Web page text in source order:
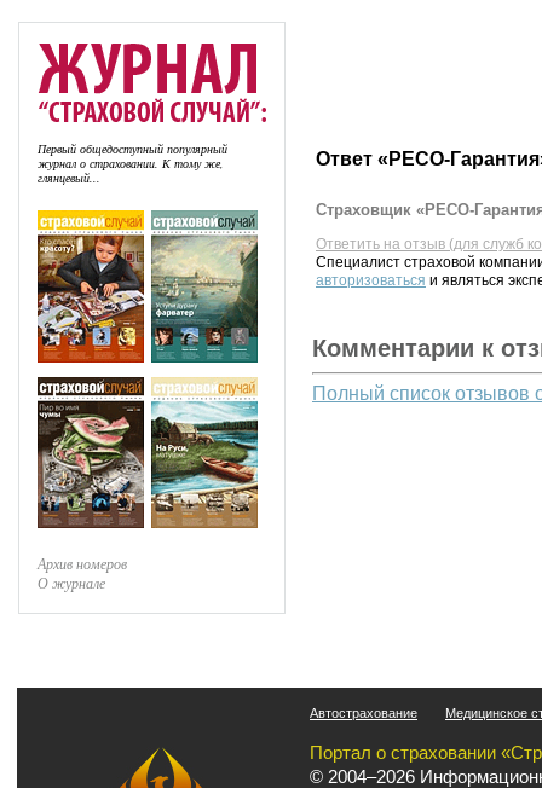
Первый общедоступный популярный
журнал о страховании. К тому же,
глянцевый...
Архив номеров
О журнале
Ответ «РЕСО-
Страховщик «РЕСО-
Ответить на отзыв (для служб
Специалист страховой
авторизоваться и являться
Комментарии к
Полный список отзывов
Автострахование Медицинское
Портал о страховании
© 2004–2026